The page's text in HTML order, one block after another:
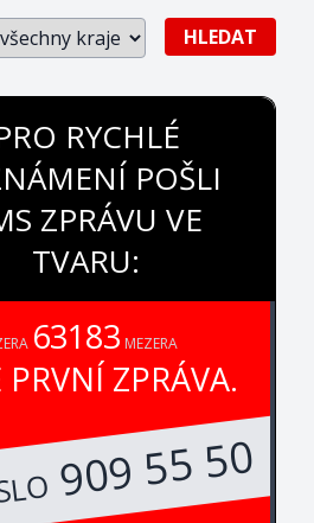
HLEDAT
RYCHLÉ
POŠLI
ZPRÁVU VE
TVARU:
63183 MEZERA
PRVNÍ ZPRÁVA.
909 55 50